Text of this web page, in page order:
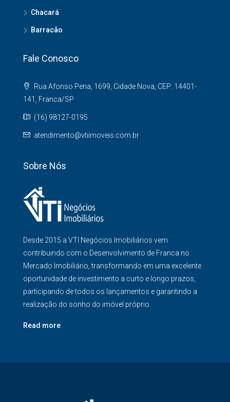
Chacará
Barracão
Fale Conosco
Rua Afonso Pena, 1699, Cidade Nova, CEP: 14401-
141, Franca/SP
(16) 98127-0195
atendimento@vtiimoveis.com.br
Sobre Nós
Desde 2015 a VTI Negócios Imobiliários vem
contribuindo com o Desenvolvimento de Franca no
Mercado Imobiliário, transformando em uma excelente
oportunidade de investimento a curto e longo prazos,
participando de todos os lançamentos e garantindo a
realização do sonho do imóvel próprio.
Read more